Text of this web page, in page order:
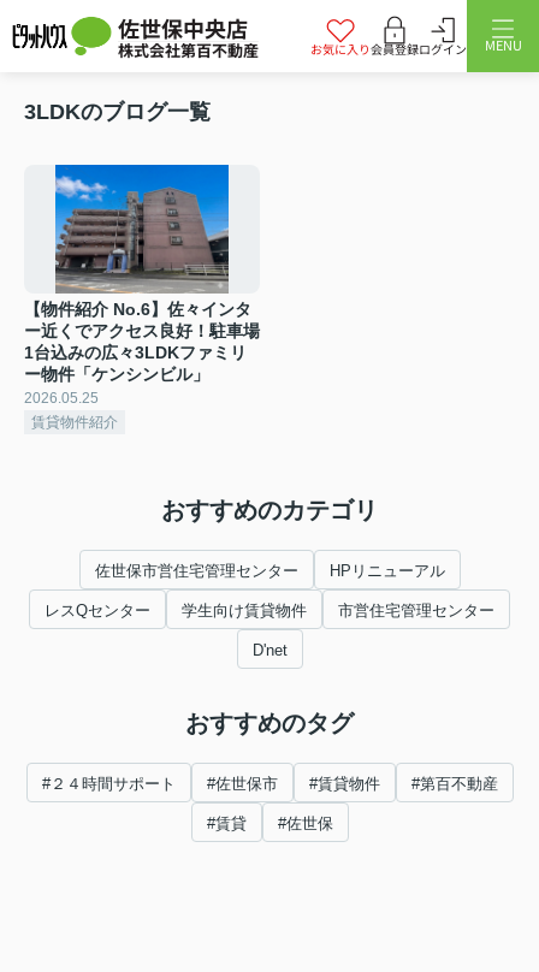
佐世保中央店
株式会社第百不動産 お気に入り会員登録ログイン MENU
3LDKのブログ一覧
【物件紹介 No.6】佐々インタ
ー近くでアクセス良好！駐車場
1台込みの広々3LDKファミリ
ー物件「ケンシンビル」
2026.05.25
賃貸物件紹介
おすすめのカテゴリ
佐世保市営住宅管理センター HPリニューアル
レスQセンター 学生向け賃貸物件 市営住宅管理センター
D'net
おすすめのタグ
#２４時間サポート #佐世保市 #賃貸物件 #第百不動産
#賃貸 #佐世保